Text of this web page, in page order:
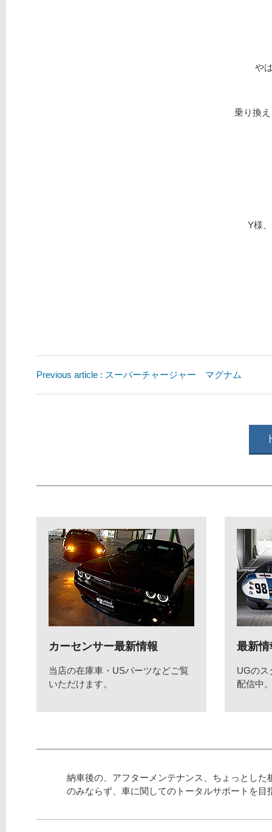
や
乗り換
Y様
Previous article : スーパーチャージャー マグナム
カーセンサー最新情報
当店の在庫車・USパーツなどご覧
いただけます。
最新情
UGのス
配信中
納車後の、アフターメンテナンス、ちょっとした
のみならず、車に関してのトータルサポートを目